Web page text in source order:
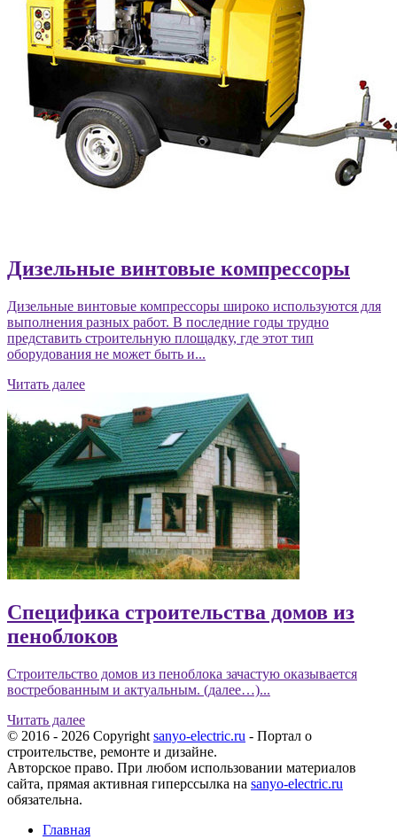
Дизельные винтовые компрессоры
Дизельные винтовые компрессоры широко используются для
выполнения разных работ. В последние годы трудно
представить строительную площадку, где этот тип
оборудования не может быть и...
Читать далее
Специфика строительства домов из
пеноблоков
Строительство домов из пеноблока зачастую оказывается
востребованным и актуальным. (далее…)...
Читать далее
© 2016 - 2026 Copyright sanyo-electric.ru - Портал о
строительстве, ремонте и дизайне.
Авторское право. При любом использовании материалов
сайта, прямая активная гиперссылка на sanyo-electric.ru
обязательна.
Главная